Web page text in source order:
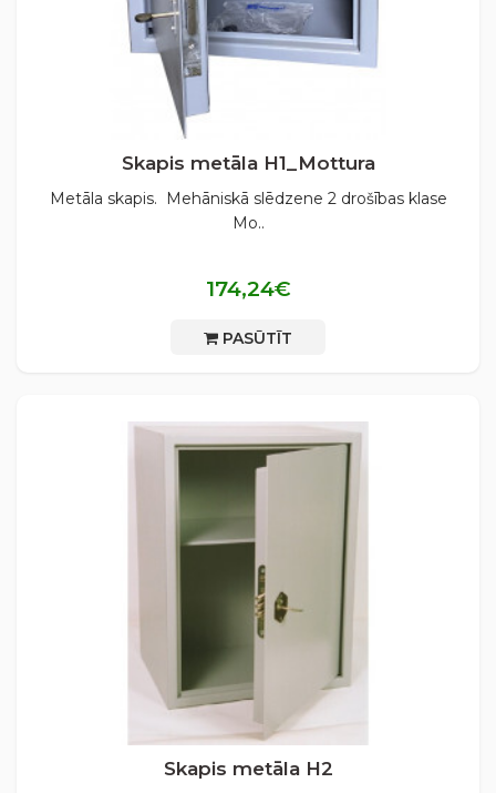
Skapis metāla H1_Mottura
Metāla skapis. Mehāniskā slēdzene 2 drošības klase
Mo..
174,24€
PASŪTĪT
Skapis metāla H2